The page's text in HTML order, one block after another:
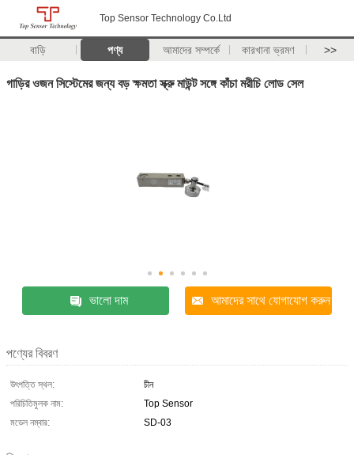
Top Sensor Technology Co.Ltd
বাড়ি পণ্য আমাদের সম্পর্কে কারখানা ভ্রমণ >>
গাড়ির ওজন সিস্টেমের জন্য বড় ক্ষমতা স্ক্রু মাউন্ট সঙ্গে কাঁচা মরীচি লোড সেল
ভালো দাম আমাদের সাথে যোগাযোগ করুন
পণ্যের বিবরণ
উৎপত্তি স্থল:
চীন
পরিচিতিমুলক নাম:
Top Sensor
মডেল নম্বার:
SD-03